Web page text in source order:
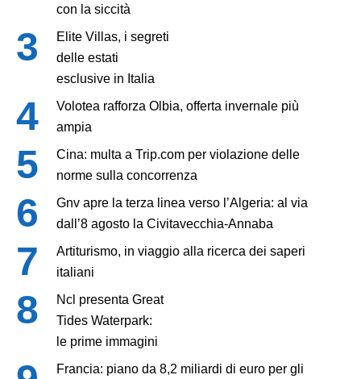
con la siccità
Elite Villas, i segreti
delle estati
esclusive in Italia
Volotea rafforza Olbia, offerta invernale più
ampia
Cina: multa a Trip.com per violazione delle
norme sulla concorrenza
Gnv apre la terza linea verso l’Algeria: al via
dall’8 agosto la Civitavecchia-Annaba
Artiturismo, in viaggio alla ricerca dei saperi
italiani
Ncl presenta Great
Tides Waterpark:
le prime immagini
Francia: piano da 8,2 miliardi di euro per gli